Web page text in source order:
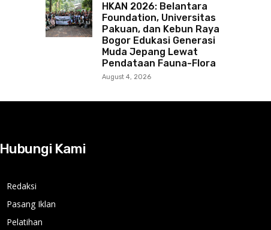
HKAN 2026: Belantara
Foundation, Universitas
Pakuan, dan Kebun Raya
Bogor Edukasi Generasi
Muda Jepang Lewat
Pendataan Fauna-Flora
August 4, 2026
Hubungi Kami
Redaksi
Pasang Iklan
Pelatihan